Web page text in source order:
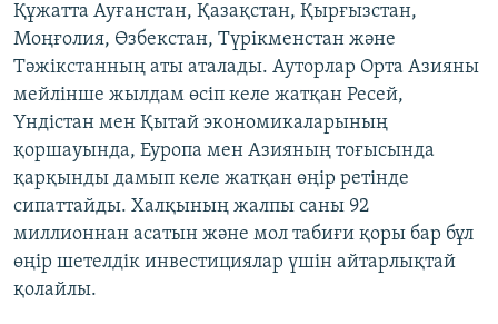
Құжатта Ауғанстан, Қазақстан, Қырғызстан,
Моңғолия, Өзбекстан, Түрікменстан және
Тәжікстанның аты аталады. Ауторлар Орта Азияны
мейлінше жылдам өсіп келе жатқан Ресей,
Үндістан мен Қытай экономикаларының
қоршауында, Еуропа мен Азияның тоғысында
қарқынды дамып келе жатқан өңір ретінде
сипаттайды. Халқының жалпы саны 92
миллионнан асатын және мол табиғи қоры бар бұл
өңір шетелдік инвестициялар үшін айтарлықтай
қолайлы.